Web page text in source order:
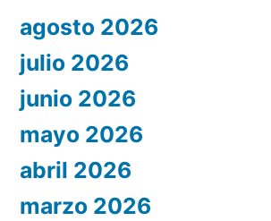
agosto 2026
julio 2026
junio 2026
mayo 2026
abril 2026
marzo 2026